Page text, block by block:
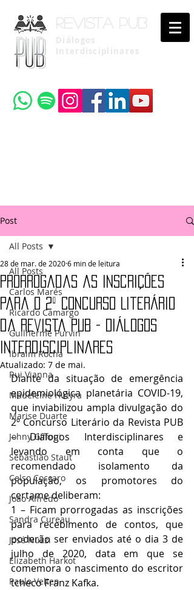
Revista pub
Diálogos
Interdisciplinares
Post
All Posts
Carlos Marés
Ricardo Camargo
Guilherme Purvin
Ibraim Rocha
Rui Vianna
Madeleine Hutyra
Marise Duarte
Johny GIffoni
Sebastião Staut
Celso Coccaro
João Alfredo
Sandra Cureau
José Nuzzi
Elizabeth Harkot
Paulo Velten
All Posts
Prorrogadas as inscrições
para o 2º Concurso Literário
da Revista PUB - Diálogos
Interdisciplinares
28 de mar. de 20206 min de leitura
Atualizado: 7 de mai.
Diante da situação de emergência
epidemiológica planetária COVID-19,
que inviabilizou ampla divulgação do
2º Concurso Literário da Revista PUB
– Diálogos Interdisciplinares e
levando em conta que o
recomendado isolamento da
população, os promotores do
certame deliberam:
1 – Ficam prorrogadas as inscrições
para recebimento de contos, que
poderão ser enviados até o dia 3 de
julho de 2020, data em que se
comemora o nascimento do escritor
tcheco Franz Kafka.